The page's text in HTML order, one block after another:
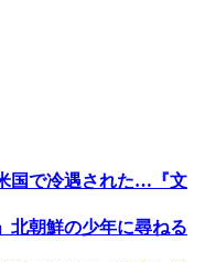
国で冷遇された…『文
北朝鮮の少年に尋ねる